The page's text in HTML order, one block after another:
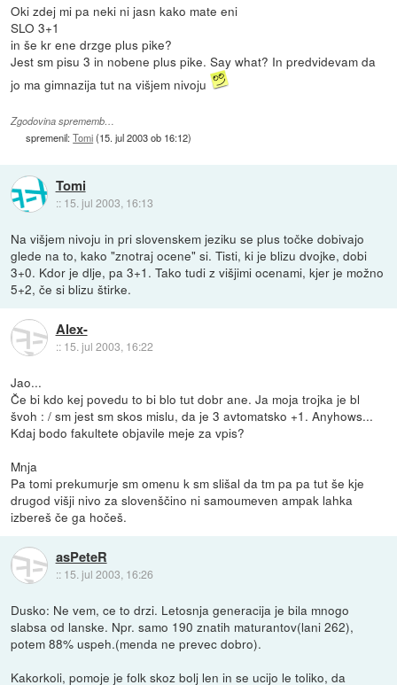
Oki zdej mi pa neki ni jasn kako mate eni
SLO 3+1
in še kr ene drzge plus pike?
Jest sm pisu 3 in nobene plus pike. Say what? In predvidevam da
jo ma gimnazija tut na višjem nivoju
Zgodovina sprememb…
spremenil:Tomi(15. jul 2003 ob 16:12)
Tomi
:: 15. jul 2003, 16:13
Na višjem nivoju in pri slovenskem jeziku se plus točke dobivajo
glede na to, kako "znotraj ocene" si. Tisti, ki je blizu dvojke, dobi
3+0. Kdor je dlje, pa 3+1. Tako tudi z višjimi ocenami, kjer je možno
5+2, če si blizu štirke.
Alex-
:: 15. jul 2003, 16:22
Jao...
Če bi kdo kej povedu to bi blo tut dobr ane. Ja moja trojka je bl
švoh : / sm jest sm skos mislu, da je 3 avtomatsko +1. Anyhows...
Kdaj bodo fakultete objavile meje za vpis?
Mnja
Pa tomi prekumurje sm omenu k sm slišal da tm pa pa tut še kje
drugod višji nivo za slovenščino ni samoumeven ampak lahka
izbereš če ga hočeš.
asPeteR
:: 15. jul 2003, 16:26
Dusko: Ne vem, ce to drzi. Letosnja generacija je bila mnogo
slabsa od lanske. Npr. samo 190 znatih maturantov(lani 262),
potem 88% uspeh.(menda ne prevec dobro).
Kakorkoli, pomoje je folk skoz bolj len in se ucijo le toliko, da